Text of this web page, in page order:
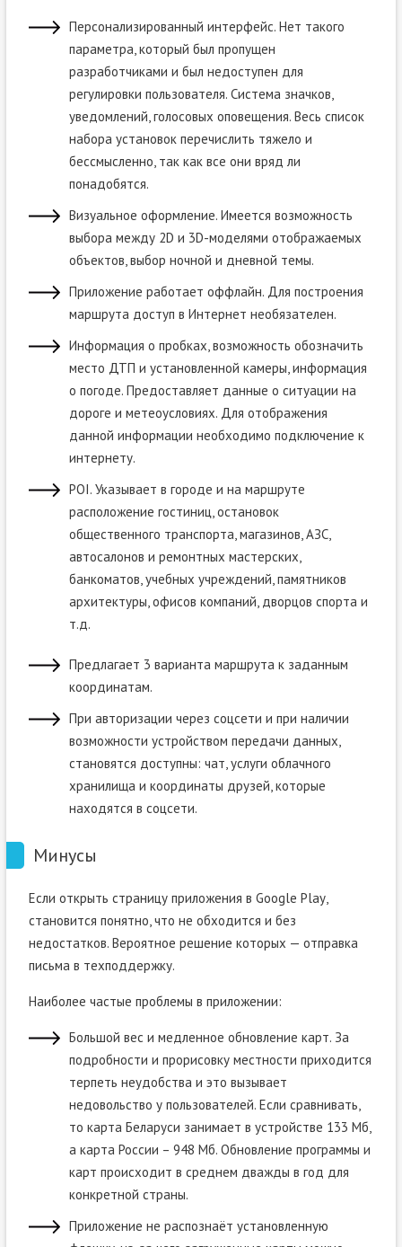
Персонализированный интерфейс. Нет такого
параметра, который был пропущен
разработчиками и был недоступен для
регулировки пользователя. Система значков,
уведомлений, голосовых оповещения. Весь список
набора установок перечислить тяжело и
бессмысленно, так как все они вряд ли
понадобятся.
Визуальное оформление. Имеется возможность
выбора между 2D и 3D-моделями отображаемых
объектов, выбор ночной и дневной темы.
Приложение работает оффлайн. Для построения
маршрута доступ в Интернет необязателен.
Информация о пробках, возможность обозначить
место ДТП и установленной камеры, информация
о погоде. Предоставляет данные о ситуации на
дороге и метеоусловиях. Для отображения
данной информации необходимо подключение к
интернету.
POI. Указывает в городе и на маршруте
расположение гостиниц, остановок
общественного транспорта, магазинов, АЗС,
автосалонов и ремонтных мастерских,
банкоматов, учебных учреждений, памятников
архитектуры, офисов компаний, дворцов спорта и
т.д.
Предлагает 3 варианта маршрута к заданным
координатам.
При авторизации через соцсети и при наличии
возможности устройством передачи данных,
становятся доступны: чат, услуги облачного
хранилища и координаты друзей, которые
находятся в соцсети.
Минусы
Если открыть страницу приложения в Google Play,
становится понятно, что не обходится и без
недостатков. Вероятное решение которых — отправка
письма в техподдержку.
Наиболее частые проблемы в приложении:
Большой вес и медленное обновление карт. За
подробности и прорисовку местности приходится
терпеть неудобства и это вызывает
недовольство у пользователей. Если сравнивать,
то карта Беларуси занимает в устройстве 133 Мб,
а карта России – 948 Мб. Обновление программы и
карт происходит в среднем дважды в год для
конкретной страны.
Приложение не распознаёт установленную